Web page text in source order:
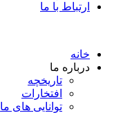
ارتباط با ما
خانه
درباره ما
تاریخچه
افتخارات
توانایی های ما